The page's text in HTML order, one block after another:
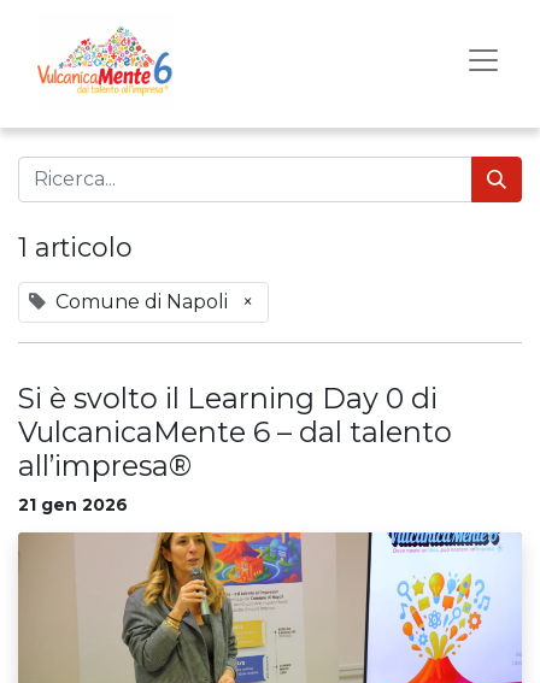
1 articolo
Comune di Napoli ×
Si è svolto il Learning Day 0 di
VulcanicaMente 6 – dal talento
all’impresa®
21 gen 2026